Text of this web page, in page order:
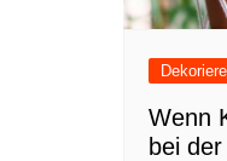
Wenn
bei